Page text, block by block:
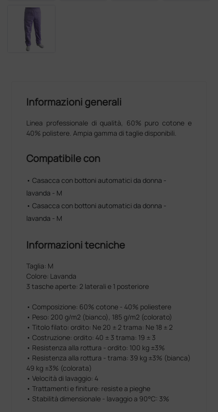
Informazioni generali
Linea professionale di qualità, 60% puro cotone e
40% polistere. Ampia gamma di taglie disponibili.
Compatibile con
• Casacca con bottoni automatici da donna -
lavanda - M
• Casacca con bottoni automatici da donna -
lavanda - M
Informazioni tecniche
Taglia: M
Colore: Lavanda
3 tasche aperte: 2 laterali e 1 posteriore
• Composizione: 60% cotone - 40% poliestere
• Peso: 200 g/m2 (bianco), 185 g/m2 (colorato)
• Titolo filato: ordito: Ne 20 ± 2 trama: Ne 18 ± 2
• Costruzione: ordito: 40 ± 3 trama: 19 ± 3
• Resistenza alla rottura - ordito: 100 kg ±3%
• Resistenza alla rottura - trama: 39 kg ±3% (bianca)
49 kg ±3% (colorata)
• Velocità di lavaggio: 4
• Trattamenti e finiture: resiste a pieghe
• Stabilità dimensionale - lavaggio a 90°C: 3%